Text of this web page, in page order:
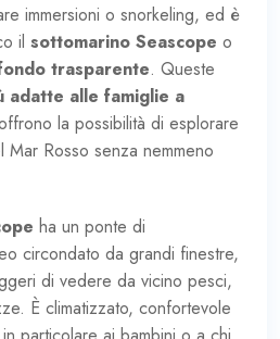
immersioni o snorkeling, ed è
il sottomarino Seascope o
trasparente. Queste
adatte alle famiglie a
la possibilità di esplorare
Rosso senza nemmeno
ha un ponte di
circondato da grandi finestre,
di vedere da vicino pesci,
È climatizzato, confortevole